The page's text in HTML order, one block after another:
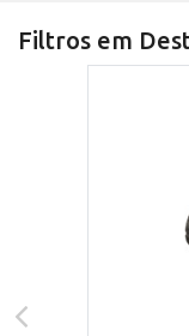
Filtros em